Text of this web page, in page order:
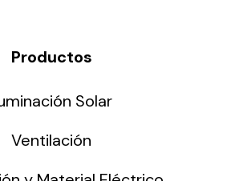
Productos
Solar
Ventilación